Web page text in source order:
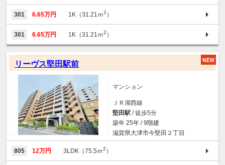
301 6.65万円 1K（31.21ｍ2 ）
301 6.65万円 1K（31.21ｍ2 ）
リーヴス堅田駅前
マンション
ＪＲ湖西線
堅田駅 / 徒歩5分
築年 25年 / 9階建
滋賀県大津市今堅田２丁目
805 12万円 3LDK（75.5ｍ2 ）